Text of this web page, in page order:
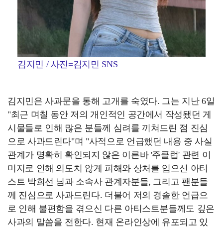
김지민 / 사진=김지민 SNS
김지민은 사과문을 통해 고개를 숙였다. 그는 지난 6일
"최근 며칠 동안 저의 개인적인 공간에서 작성됐던 게
시물들로 인해 많은 분들께 심려를 끼쳐드린 점 진심
으로 사과드린다"며 "사적으로 언급했던 내용 중 사실
관계가 명확히 확인되지 않은 이른바 '주클럽' 관련 이
미지로 인해 의도치 않게 피해와 상처를 입으신 아티
스트 박희선 님과 소속사 관계자분들, 그리고 팬분들
께 진심으로 사과드린다. 더불어 저의 경솔한 언급으
로 인해 불편함을 겪으신 다른 아티스트분들께도 깊은
사과의 말씀을 전한다. 현재 온라인상에 유포되고 있